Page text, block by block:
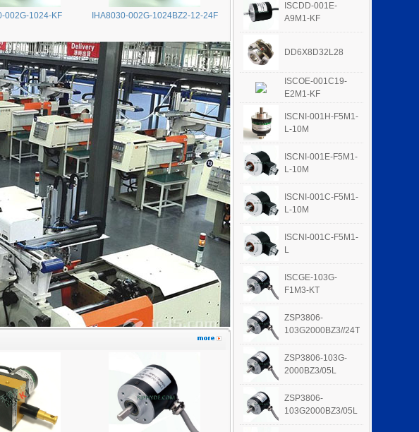
002G-1024-KF IHA8030-002G-1024BZ2-12-24F
ISCDD-001E-
A9M1-KF
DD6X8D32L28
ISCOE-001C19-
E2M1-KF
ISCNI-001H-F5M1-
L-10M
ISCNI-001E-F5M1-
L-10M
ISCNI-001C-F5M1-
L-10M
ISCNI-001C-F5M1-
L
ISCGE-103G-
F1M3-KT
ZSP3806-
103G2000BZ3//24T
ZSP3806-103G-
2000BZ3/05L
ZSP3806-
103G2000BZ3/05L